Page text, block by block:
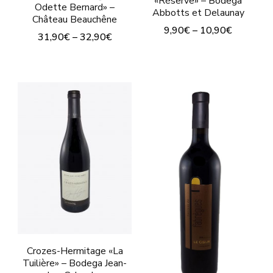
producto
Odette Bernard» –
Château Beauchêne
31,90€–32,90€
tiene
múltiples
variantes.
Las
opciones
se
pueden
en
la
Abbotts et Delaunay
9,90€– 10,90€
tiene
múltiples
variantes.
Las
opciones
se
pueden
elegir
en
Crozes-Hermitage «La
Tuilière» – Bodega Jean-